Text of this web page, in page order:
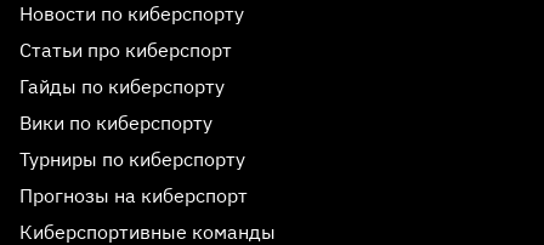
Новости по киберспорту
Статьи про киберспорт
Гайды по киберспорту
Вики по киберспорту
Турниры по киберспорту
Прогнозы на киберспорт
Киберспортивные команды